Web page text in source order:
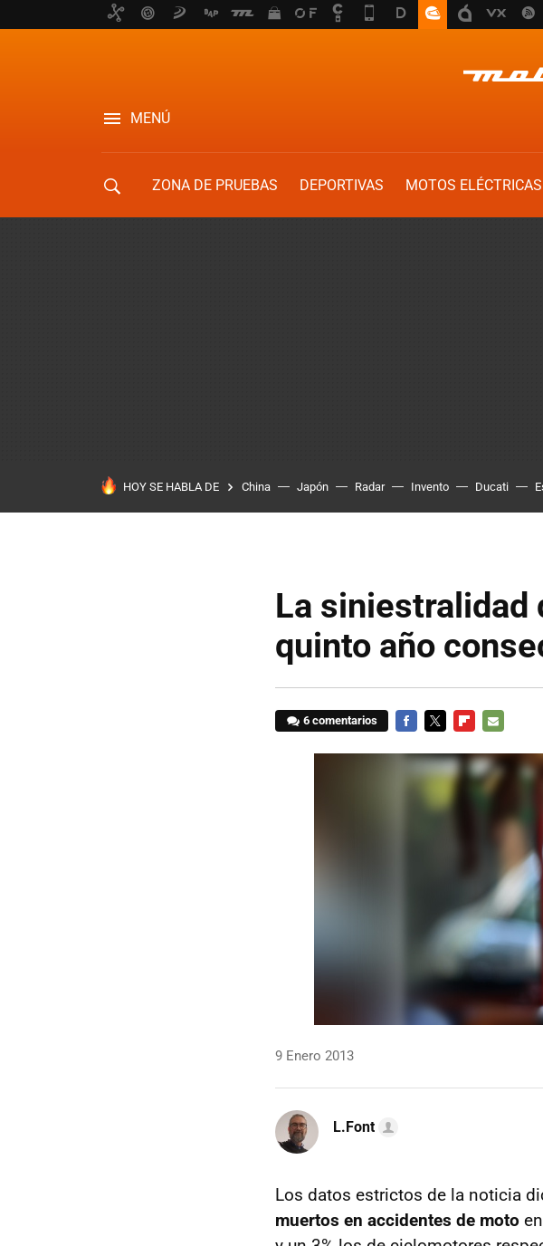
MENÚ
ZONA DE PRUEBAS DEPORTIVAS MOTOS ELÉCTRICAS
HOY SE HABLA DE China Japón Radar Invento Ducati
La siniestralidad
quinto año
6 comentarios
MAIL
9 Enero 2013
L.Font
Los datos estrictos de la noticia
muertos en accidentes de moto